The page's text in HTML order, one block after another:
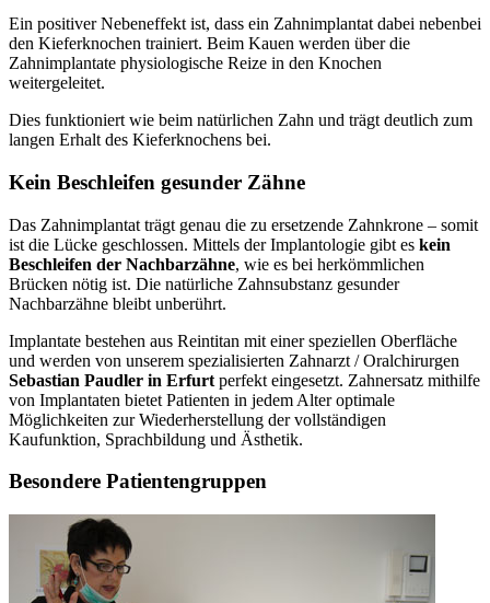
Ein positiver Nebeneffekt ist, dass ein Zahnimplantat dabei nebenbei
den Kieferknochen trainiert. Beim Kauen werden über die
Zahnimplantate physiologische Reize in den Knochen
weitergeleitet.
Dies funktioniert wie beim natürlichen Zahn und trägt deutlich zum
langen Erhalt des Kieferknochens bei.
Kein Beschleifen gesunder Zähne
Das Zahnimplantat trägt genau die zu ersetzende Zahnkrone – somit
ist die Lücke geschlossen. Mittels der Implantologie gibt es kein
Beschleifen der Nachbarzähne, wie es bei herkömmlichen
Brücken nötig ist. Die natürliche Zahnsubstanz gesunder
Nachbarzähne bleibt unberührt.
Implantate bestehen aus Reintitan mit einer speziellen Oberfläche
und werden von unserem spezialisierten Zahnarzt / Oralchirurgen
Sebastian Paudler in Erfurt perfekt eingesetzt. Zahnersatz mithilfe
von Implantaten bietet Patienten in jedem Alter optimale
Möglichkeiten zur Wiederherstellung der vollständigen
Kaufunktion, Sprachbildung und Ästhetik.
Besondere Patientengruppen